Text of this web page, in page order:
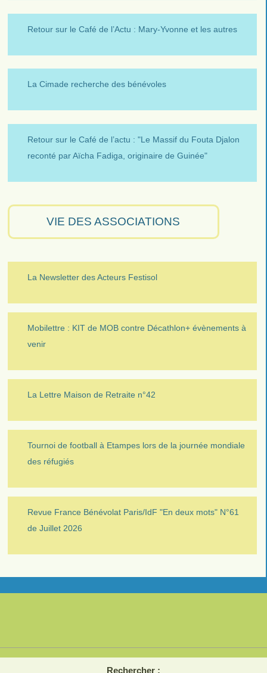
Retour sur le Café de l’Actu : Mary-Yvonne et les autres
La Cimade recherche des bénévoles
Retour sur le Café de l’actu : "Le Massif du Fouta Djalon
reconté par Aïcha Fadiga, originaire de Guinée"
VIE DES ASSOCIATIONS
La Newsletter des Acteurs Festisol
Mobilettre : KIT de MOB contre Décathlon+ évènements à
venir
La Lettre Maison de Retraite n°42
Tournoi de football à Etampes lors de la journée mondiale
des réfugiés
Revue France Bénévolat Paris/IdF "En deux mots" N°61
de Juillet 2026
Rechercher :